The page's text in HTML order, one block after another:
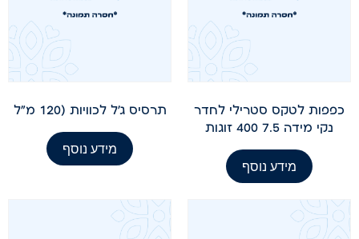
כפפות לטקס סטרילי לחדר
נקי מידה 7.5 400 זוגות
מידע נוסף
תרסיס ג'ל לכוויות (120 מ"ל
מידע נוסף